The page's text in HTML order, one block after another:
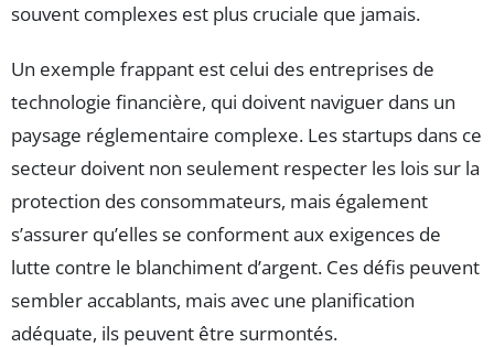
souvent complexes est plus cruciale que jamais.
Un exemple frappant est celui des entreprises de
technologie financière, qui doivent naviguer dans un
paysage réglementaire complexe. Les startups dans ce
secteur doivent non seulement respecter les lois sur la
protection des consommateurs, mais également
s’assurer qu’elles se conforment aux exigences de
lutte contre le blanchiment d’argent. Ces défis peuvent
sembler accablants, mais avec une planification
adéquate, ils peuvent être surmontés.